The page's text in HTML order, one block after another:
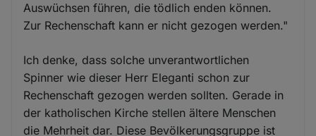
Auswüchsen führen, die tödlich enden können.
Zur Rechenschaft kann er nicht gezogen werden."
Ich denke, dass solche unverantwortlichen
Spinner wie dieser Herr Eleganti schon zur
Rechenschaft gezogen werden sollten. Gerade in
der katholischen Kirche stellen ältere Menschen
die Mehrheit dar. Diese Bevölkerungsgruppe ist